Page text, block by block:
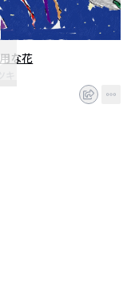
な花
キ